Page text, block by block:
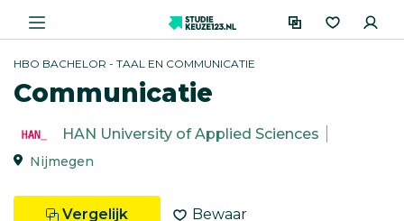
HBO BACHELOR - TAAL EN COMMUNICATIE
Communicatie
HAN University of Applied Sciences
Nijmegen
Vergelijk Bewaar